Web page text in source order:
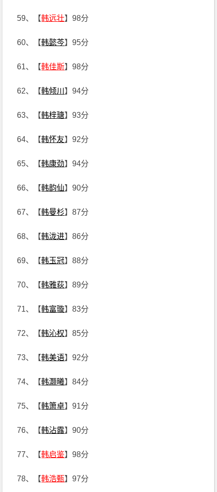
59、【韩远壮】98分
60、【韩懿芩】95分
61、【韩佳斯】98分
62、【韩倾川 】94分
63、【韩梓瑭】93分
64、【韩怀友】92分
65、【韩康劲】94分
66、【韩韵仙】90分
67、【韩曼杉】87分
68、【韩泷进】86分
69、【韩玉冠】88分
70、【韩雅荻】89分
71、【韩富璇】83分
72、【韩沁权】85分
73、【韩美语】92分
74、【韩灏曦】84分
75、【韩箫卓】91分
76、【韩沾露】90分
77、【韩启鉴】98分
78、【韩浩甄】97分